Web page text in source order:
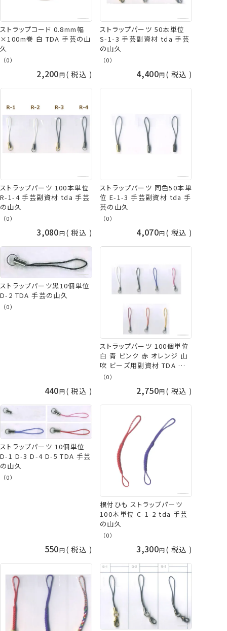
ストラップコード 0.8mm幅
×100m巻 白 TDA 手芸の山
久
（0）
2,200 税込
ストラップパーツ 50本単位
S-1-3 手芸副資材 tda 手芸
の山久
（0）
4,400 税込
ストラップパーツ 100本単位
R-1-4 手芸副資材 tda 手芸
の山久
（0）
3,080 税込
ストラップパーツ 同色50本単
位 E-1-3 手芸副資材 tda 手
芸の山久
（0）
4,070 税込
ストラップパーツ黒10個単位
D-2 TDA 手芸の山久
（0）
440 税込
ストラップパーツ 100個単位
白 青 ピンク 赤 オレンジ 山
吹 ビーズ用副資材 TDA 手
芸の山久
（0）
2,750 税込
ストラップパーツ 10個単位
D-1 D-3 D-4 D-5 TDA 手芸
の山久
（0）
550 税込
根付ひも ストラップパーツ
100本単位 C-1-2 tda 手芸
の山久
（0）
3,300 税込